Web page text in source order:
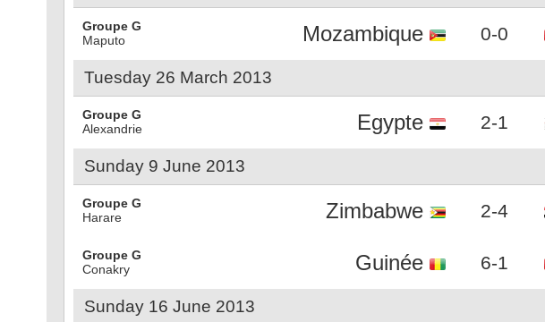
Groupe G
Maputo Mozambique 0-0
Tuesday 26 March 2013
Groupe G
Alexandrie Egypte 2-1
Sunday 9 June 2013
Groupe G
Harare Zimbabwe 2-4
Groupe G
Conakry Guinée 6-1
Sunday 16 June 2013